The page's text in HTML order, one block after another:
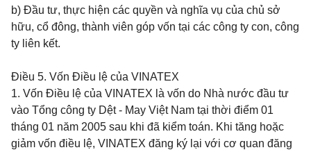
b) Đầu tư, thực hiện các quyền và nghĩa vụ của chủ sở
hữu, cổ đông, thành viên góp vốn tại các công ty con, công
ty liên kết.
Điều 5. Vốn Điều lệ của VINATEX
1. Vốn Điều lệ của VINATEX là vốn do Nhà nước đầu tư
vào Tổng công ty Dệt - May Việt Nam tại thời điểm 01
tháng 01 năm 2005 sau khi đã kiểm toán. Khi tăng hoặc
giảm vốn điều lệ, VINATEX đăng ký lại với cơ quan đăng